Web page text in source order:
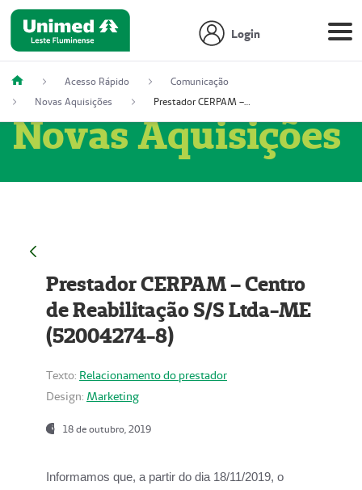
Login
Acesso Rápido
Comunicação
Novas Aquisições
Prestador CERPAM – Centro de Reabilitação S/S Ltda-ME (52004274-8)
Novas Aquisições
Prestador CERPAM – Centro
de Reabilitação S/S Ltda-ME
(52004274-8)
Texto: Relacionamento do prestador
Design: Marketing
18 de outubro, 2019
Informamos que, a partir do dia 18/11/2019, o